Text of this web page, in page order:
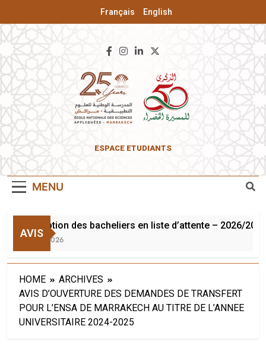
Français English
ENSA De
ESPACE ETUDIANTS
MENU
AVIS
Inscription des bacheliers en liste d’attente – 2026/2027
3 Août 2026
HOME
ARCHIVES
AVIS D’OUVERTURE DES DEMANDES DE TRANSFERT
POUR L’ENSA DE MARRAKECH AU TITRE DE L’ANNEE
UNIVERSITAIRE 2024-2025